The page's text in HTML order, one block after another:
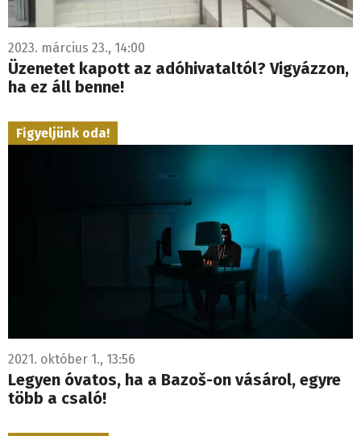
2023. március 23., 14:00
Üzenetet kapott az adóhivataltól? Vigyázzon,
ha ez áll benne!
Figyeljünk oda!
2021. október 1., 13:56
Legyen óvatos, ha a Bazoš-on vásárol, egyre
több a csaló!